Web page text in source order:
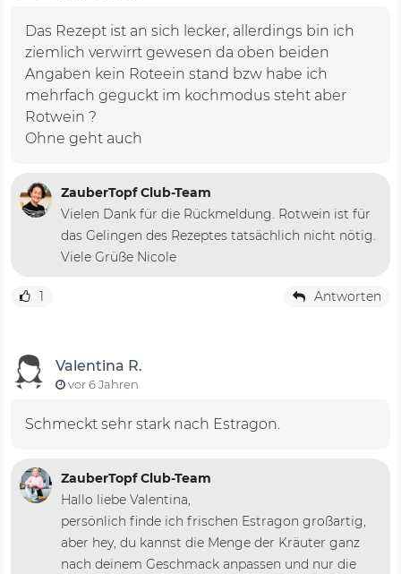
Das Rezept ist an sich lecker, allerdings bin ich
ziemlich verwirrt gewesen da oben beiden
Angaben kein Roteein stand bzw habe ich
mehrfach geguckt im kochmodus steht aber
Rotwein ?
Ohne geht auch
ZauberTopf Club-Team
Vielen Dank für die Rückmeldung. Rotwein ist für
das Gelingen des Rezeptes tatsächlich nicht nötig.
Viele Grüße Nicole
1 Antworten
Valentina R.
vor 6 Jahren
Schmeckt sehr stark nach Estragon.
ZauberTopf Club-Team
Hallo liebe Valentina,
persönlich finde ich frischen Estragon großartig,
aber hey, du kannst die Menge der Kräuter ganz
nach deinem Geschmack anpassen und nur die